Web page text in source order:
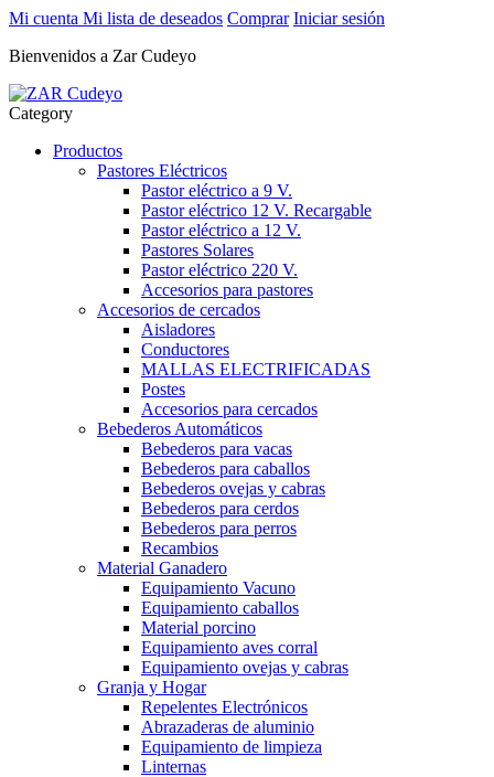
Mi cuenta Mi lista de deseados Comprar Iniciar sesión
Bienvenidos a Zar Cudeyo
Category
Productos
Pastores Eléctricos
Pastor eléctrico a 9 V.
Pastor eléctrico 12 V. Recargable
Pastor eléctrico a 12 V.
Pastores Solares
Pastor eléctrico 220 V.
Accesorios para pastores
Accesorios de cercados
Aisladores
Conductores
MALLAS ELECTRIFICADAS
Postes
Accesorios para cercados
Bebederos Automáticos
Bebederos para vacas
Bebederos para caballos
Bebederos ovejas y cabras
Bebederos para cerdos
Bebederos para perros
Recambios
Material Ganadero
Equipamiento Vacuno
Equipamiento caballos
Material porcino
Equipamiento aves corral
Equipamiento ovejas y cabras
Granja y Hogar
Repelentes Electrónicos
Abrazaderas de aluminio
Equipamiento de limpieza
Linternas